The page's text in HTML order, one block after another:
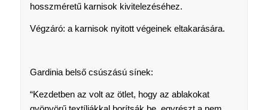
hosszméretű karnisok kivitelezéséhez.
Végzáró: a karnisok nyitott végeinek eltakarására.
Gardinia belső csúszású sínek:
“Kezdetben az volt az ötlet, hogy az ablakokat